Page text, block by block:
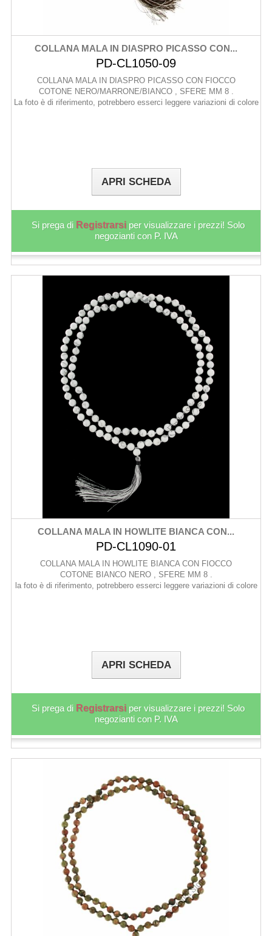
COLLANA MALA IN DIASPRO PICASSO CON...
PD-CL1050-09
COLLANA MALA IN DIASPRO PICASSO CON FIOCCO
COTONE NERO/MARRONE/BIANCO , SFERE MM 8 .
La foto è di riferimento, potrebbero esserci leggere variazioni di colore
APRI SCHEDA
Si prega di Registrarsi per visualizzare i prezzi! Solo
negozianti con P. IVA
COLLANA MALA IN HOWLITE BIANCA CON...
PD-CL1090-01
COLLANA MALA IN HOWLITE BIANCA CON FIOCCO
COTONE BIANCO NERO , SFERE MM 8 .
la foto è di riferimento, potrebbero esserci leggere variazioni di colore
APRI SCHEDA
Si prega di Registrarsi per visualizzare i prezzi! Solo
negozianti con P. IVA